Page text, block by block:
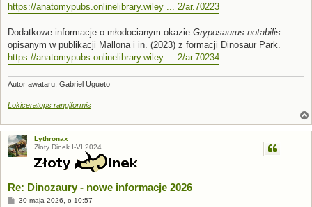
https://anatomypubs.onlinelibrary.wiley ... 2/ar.70223
Dodatkowe informacje o młodocianym okazie Gryposaurus notabilis
opisanym w publikacji Mallona i in. (2023) z formacji Dinosaur Park.
https://anatomypubs.onlinelibrary.wiley ... 2/ar.70234
Autor awataru: Gabriel Ugueto
Lokiceratops rangiformis
Lythronax
Złoty Dinek I-VI 2024
Re: Dinozaury - nowe informacje 2026
P30 maja 2026, o 10:57